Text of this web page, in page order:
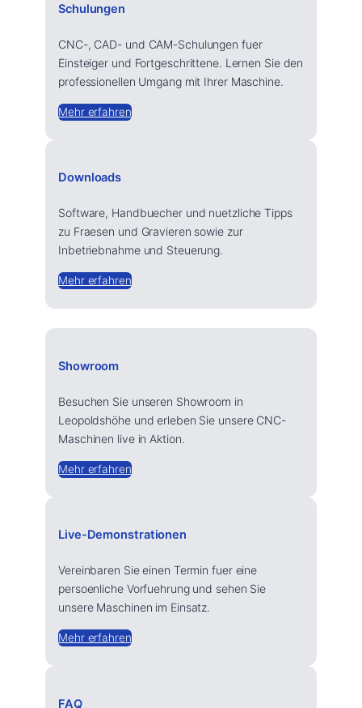
Schulungen
CNC-, CAD- und CAM-Schulungen fuer
Einsteiger und Fortgeschrittene. Lernen Sie den
professionellen Umgang mit Ihrer Maschine.
Mehr erfahren
Downloads
Software, Handbuecher und nuetzliche Tipps
zu Fraesen und Gravieren sowie zur
Inbetriebnahme und Steuerung.
Mehr erfahren
Showroom
Besuchen Sie unseren Showroom in
Leopoldshöhe und erleben Sie unsere CNC-
Maschinen live in Aktion.
Mehr erfahren
Live-Demonstrationen
Vereinbaren Sie einen Termin fuer eine
persoenliche Vorfuehrung und sehen Sie
unsere Maschinen im Einsatz.
Mehr erfahren
FAQ